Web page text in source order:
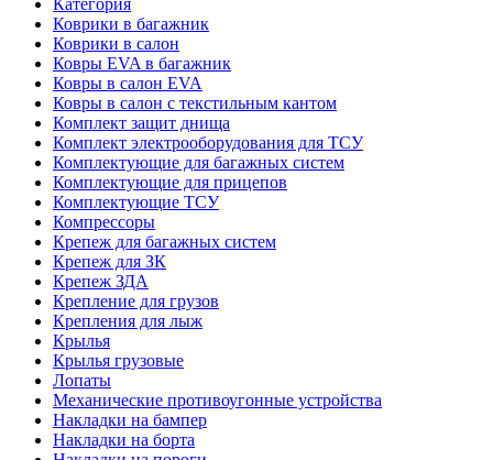
Категория
Коврики в багажник
Коврики в салон
Ковры EVA в багажник
Ковры в салон EVA
Ковры в салон с текстильным кантом
Комплект защит днища
Комплект электрооборудования для ТСУ
Комплектующие для багажных систем
Комплектующие для прицепов
Комплектующие ТСУ
Компрессоры
Крепеж для багажных систем
Крепеж для ЗК
Крепеж ЗДА
Крепление для грузов
Крепления для лыж
Крылья
Крылья грузовые
Лопаты
Механические противоугонные устройства
Накладки на бампер
Накладки на борта